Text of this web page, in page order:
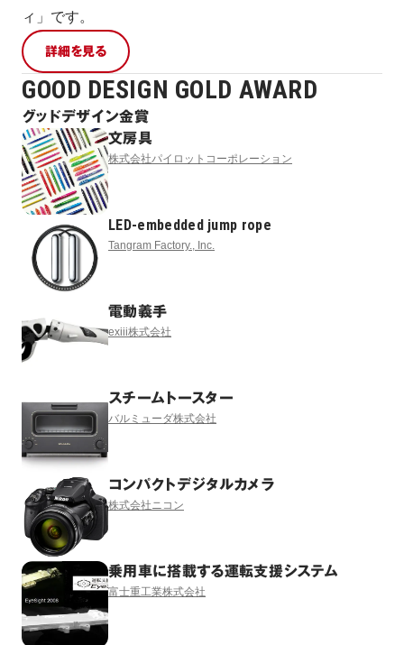
ィ」です。
詳細を見る
GOOD DESIGN GOLD AWARD
グッドデザイン金賞
文房具
株式会社パイロットコーポレーション
LED-embedded jump rope
Tangram Factory., Inc.
電動義手
exiii株式会社
スチームトースター
バルミューダ株式会社
コンパクトデジタルカメラ
株式会社ニコン
乗用車に搭載する運転支援システム
富士重工業株式会社